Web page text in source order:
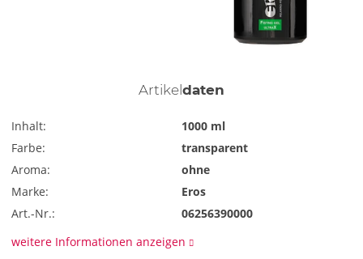
Artikel daten
Inhalt:
1000 ml
Farbe:
transparent
Aroma:
ohne
Marke:
Eros
Art.-Nr.:
06256390000
weitere Informationen anzeigen